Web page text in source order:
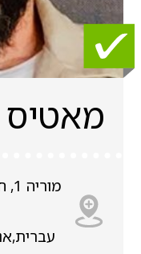
מאטיס
מוריה 1, חיפה